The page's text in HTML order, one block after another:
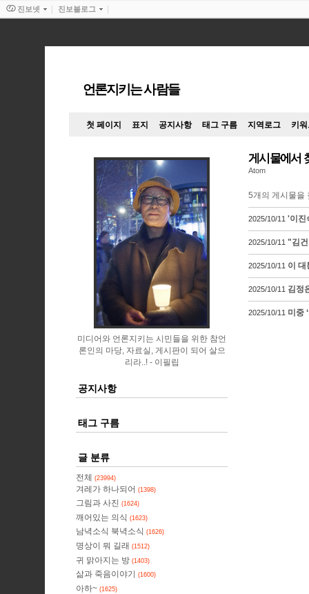
언론지키는 사람들
첫 페이지 표지 공지사항 태그 구름 지역로그 키
게시물에서
Atom
5개의 게시물을
2025/10/11 '이진
2025/10/11 "김
2025/10/11 이 대
2025/10/11 김정
2025/10/11 미중
미디어와 언론지키는 시민들을 위한 참언
론인의 마당, 자료실, 게시판이 되어 살으
리라..!
이필립
공지사항
태그 구름
글 분류
전체 (23994)
겨레가 하나되어 (1398)
그림과 사진 (1624)
깨어있는 의식 (1623)
남녁소식 북녁소식 (1626)
명상이 뭐 길래 (1512)
귀 맑아지는 방 (1403)
삶과 죽음이야기 (1600)
아하~ (1625)
진보넷 진보블로그